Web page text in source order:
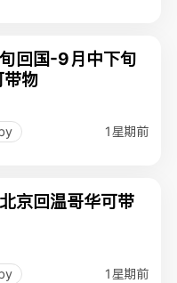
回国-9月中下旬
带物
1星期前
京回温哥华可带
1星期前